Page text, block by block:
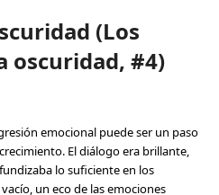
(Los
oscuridad, #4)
emocional puede ser un paso
El diálogo era brillante,
lo suficiente en los
un eco de las emociones